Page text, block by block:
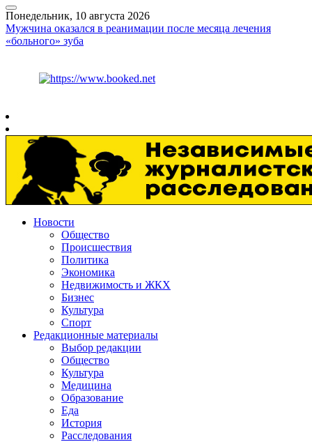
Понедельник, 10 августа 2026
Мужчина оказался в реанимации после месяца лечения
«больного» зуба
Новости
Общество
Происшествия
Политика
Экономика
Недвижимость и ЖКХ
Бизнес
Культура
Спорт
Редакционные материалы
Выбор редакции
Общество
Культура
Медицина
Образование
Еда
История
Расследования